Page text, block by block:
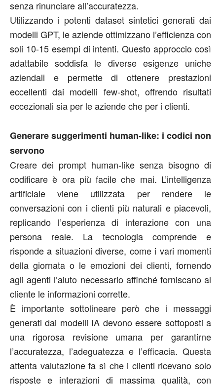
senza rinunciare all’accuratezza.
Utilizzando i potenti dataset sintetici generati dai
modelli GPT, le aziende ottimizzano l’efficienza con
soli 10-15 esempi di intenti. Questo approccio così
adattabile soddisfa le diverse esigenze uniche
aziendali e permette di ottenere prestazioni
eccellenti dai modelli few-shot, offrendo risultati
eccezionali sia per le aziende che per i clienti.
Generare suggerimenti human-like: i codici non
servono
Creare dei prompt human-like senza bisogno di
codificare è ora più facile che mai. L’intelligenza
artificiale viene utilizzata per rendere le
conversazioni con i clienti più naturali e piacevoli,
replicando l’esperienza di interazione con una
persona reale. La tecnologia comprende e
risponde a situazioni diverse, come i vari momenti
della giornata o le emozioni dei clienti, fornendo
agli agenti l’aiuto necessario affinché forniscano al
cliente le informazioni corrette.
È importante sottolineare però che i messaggi
generati dai modelli IA devono essere sottoposti a
una rigorosa revisione umana per garantirne
l’accuratezza, l’adeguatezza e l’efficacia. Questa
attenta valutazione fa sì che i clienti ricevano solo
risposte e interazioni di massima qualità, con